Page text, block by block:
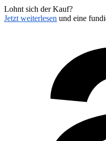
Lohnt sich der Kauf?
Jetzt weiterlesen und eine